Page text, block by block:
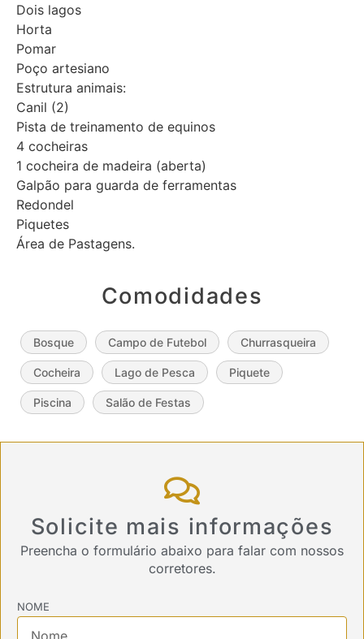
Dois lagos
Horta
Pomar
Poço artesiano
Estrutura animais:
Canil (2)
Pista de treinamento de equinos
4 cocheiras
1 cocheira de madeira (aberta)
Galpão para guarda de ferramentas
Redondel
Piquetes
Área de Pastagens.
Comodidades
Bosque Campo de Futebol Churrasqueira
Cocheira Lago de Pesca Piquete
Piscina Salão de Festas
Solicite mais informações
Preencha o formulário abaixo para falar com nossos
corretores.
NOME